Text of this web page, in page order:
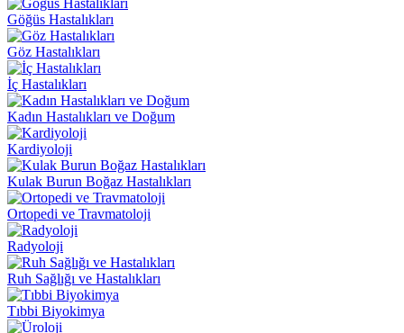
Göğüs Hastalıkları
Göz Hastalıkları
İç Hastalıkları
Kadın Hastalıkları ve Doğum
Kardiyoloji
Kulak Burun Boğaz Hastalıkları
Ortopedi ve Travmatoloji
Radyoloji
Ruh Sağlığı ve Hastalıkları
Tıbbi Biyokimya